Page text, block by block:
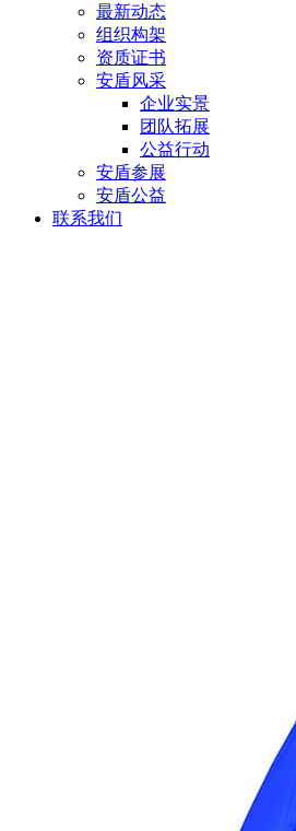
最新动态
组织构架
资质证书
安盾风采
企业实景
团队拓展
公益行动
安盾参展
安盾公益
联系我们